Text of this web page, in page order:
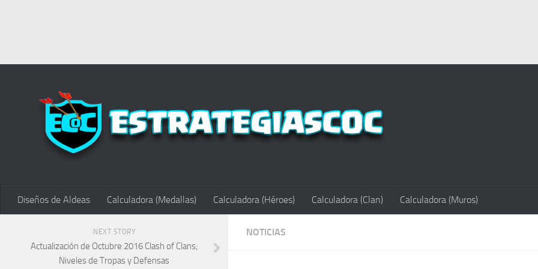
Diseños de Aldeas Calculadora (Medallas) Calculadora (Héroes) Calculadora (Clan) Calculadora (Muros)
NOTICIAS
NEXT STORY
Actualización de Octubre 2016 Clash of Clans;
Niveles de Tropas y Defensas